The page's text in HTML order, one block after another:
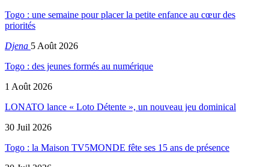
Togo : une semaine pour placer la petite enfance au cœur des
priorités
Djena 5 Août 2026
Togo : des jeunes formés au numérique
1 Août 2026
LONATO lance « Loto Détente », un nouveau jeu dominical
30 Juil 2026
Togo : la Maison TV5MONDE fête ses 15 ans de présence